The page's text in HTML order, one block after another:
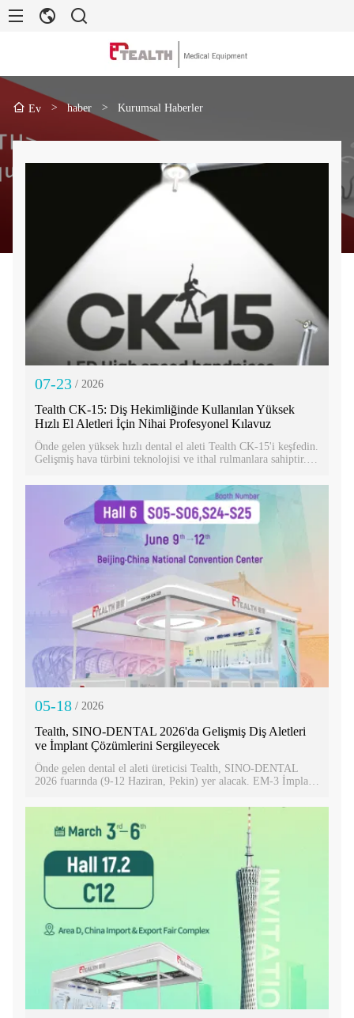
Ev > haber > Kurumsal Haberler
07-23 / 2026
Tealth CK-15: Diş Hekimliğinde Kullanılan Yüksek
Hızlı El Aletleri İçin Nihai Profesyonel Kılavuz
Önde gelen yüksek hızlı dental el aleti Tealth CK-15'i keşfedin.
Gelişmiş hava türbini teknolojisi ve ithal rulmanlara sahiptir.
05-18 / 2026
Tealth, SINO-DENTAL 2026'da Gelişmiş Diş Aletleri
ve İmplant Çözümlerini Sergileyecek
Önde gelen dental el aleti üreticisi Tealth, SINO-DENTAL
2026 fuarında (9-12 Haziran, Pekin) yer alacak. EM-3 İmplant
incelemek için Salon 6 S05-S06, S24-S25 numaralı standımızı
ziyaret edin. Modern implantoloji için hassasiyet odaklı
çözümleri keşfedin!